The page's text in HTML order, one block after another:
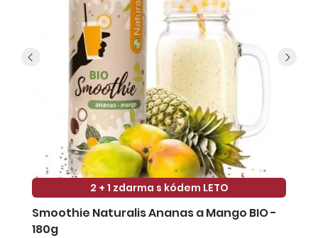
2 + 1 zdarma s kódem LETO
Smoothie Naturalis Ananas a Mango BIO -
180g